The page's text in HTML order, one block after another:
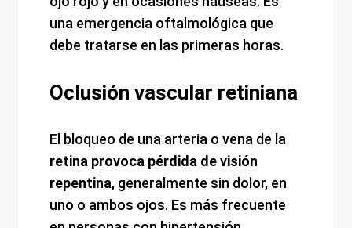
una emergencia oftalmológica que
debe tratarse en las primeras horas.
Oclusión vascular retiniana
El bloqueo de una arteria o vena de la
retina provoca pérdida de visión
repentina, generalmente sin dolor, en
uno o ambos ojos. Es más frecuente